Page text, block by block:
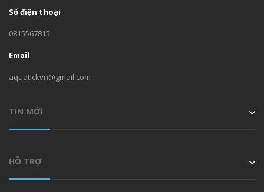
Số điện thoại
0815567815
Email
aquatickvn@gmail.com
TIN MỚI
HỖ TRỢ